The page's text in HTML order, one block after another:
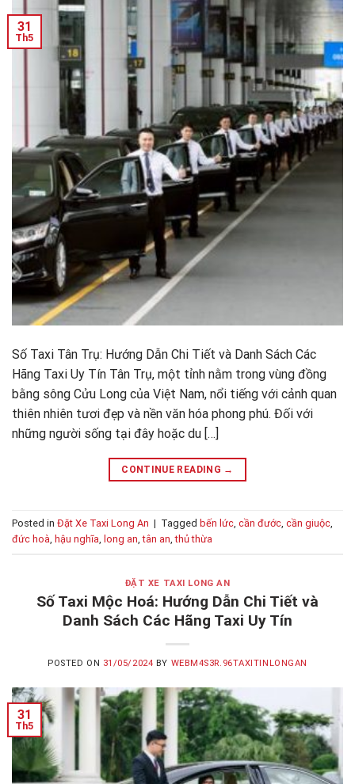
31
Th5
Số Taxi Tân Trụ: Hướng Dẫn Chi Tiết và Danh Sách Các
Hãng Taxi Uy Tín Tân Trụ, một tỉnh nằm trong vùng đồng
bằng sông Cửu Long của Việt Nam, nổi tiếng với cảnh quan
thiên nhiên tươi đẹp và nền văn hóa phong phú. Đối với
những người sống tại đây hoặc du […]
CONTINUE READING →
Posted in Đặt Xe Taxi Long An | Tagged bến lức, cần đước, cần giuộc,
đức hoà, hậu nghĩa, long an,tân an,thủ thừa
ĐẶT XE TAXI LONG AN
Số Taxi Mộc Hoá: Hướng Dẫn Chi Tiết và
Danh Sách Các Hãng Taxi Uy Tín
POSTED ON 31/05/2024 BY WEBM4S3R.96TAXITINLONGAN
31
Th5